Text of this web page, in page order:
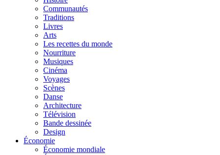
Communautés
Traditions
Livres
Arts
Les recettes du monde
Nourriture
Musiques
Cinéma
Voyages
Scènes
Danse
Architecture
Télévision
Bande dessinée
Design
Économie
Économie mondiale